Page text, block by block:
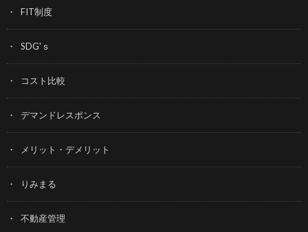
FIT制度
SDG'ｓ
コスト比較
デマンドレスポンス
メリット・デメリット
りみまる
不動産管理